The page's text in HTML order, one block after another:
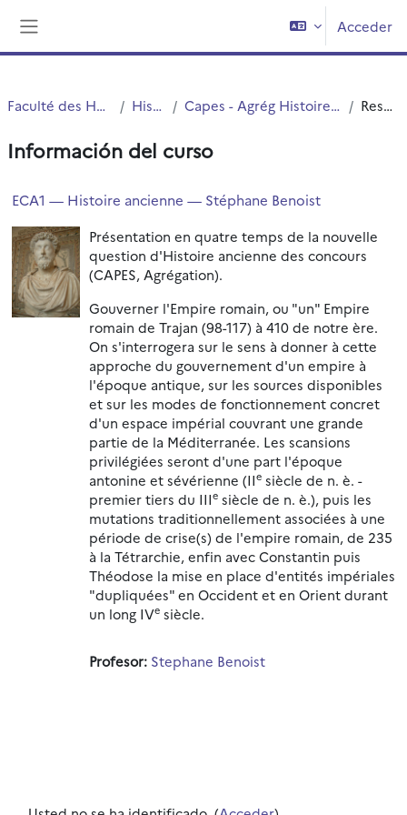
Acceder
Faculté des Humanités Histoire Capes - Agrég Histoire-Géographie Resumen
Información del curso
ECA1 — Histoire ancienne — Stéphane Benoist
Présentation en quatre temps de la nouvelle
question d'Histoire ancienne des concours
(CAPES, Agrégation).
Gouverner l'Empire romain, ou "un" Empire
romain de Trajan (98-117) à 410 de notre ère.
On s'interrogera sur le sens à donner à cette
approche du gouvernement d'un empire à
l'époque antique, sur les sources disponibles
et sur les modes de fonctionnement concret
d'un espace impérial couvrant une grande
partie de la Méditerranée. Les scansions
privilégiées seront d'une part l'époque
antonine et sévérienne (IIe siècle de n. è. -
premier tiers du IIIe siècle de n. è.), puis les
mutations traditionnellement associées à une
période de crise(s) de l'empire romain, de 235
à la Tétrarchie, enfin avec Constantin puis
Théodose la mise en place d'entités impériales
"dupliquées" en Occident et en Orient durant
un long IVe siècle.
Profesor: Stephane Benoist